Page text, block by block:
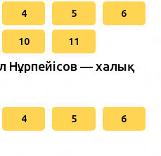
4 5 6
10 11
Нұрпейісов — халық
4 5 6